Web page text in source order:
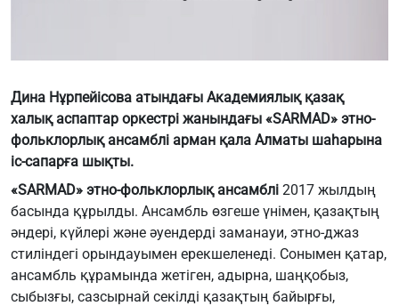
Дина Нұрпейісова атындағы Академиялық қазақ
халық аспаптар оркестрі жанындағы «SARMAD» этно-
фольклорлық ансамблі арман қала Алматы шаһарына
іс-сапарға шықты.
«SARMAD» этно-фольклорлық ансамблі 2017 жылдың
басында құрылды. Ансамбль өзгеше үнімен, қазақтың
әндері, күйлері және әуендерді заманауи, этно-джаз
стиліндегі орындауымен ерекшеленеді. Сонымен қатар,
ансамбль құрамында жетіген, адырна, шаңқобыз,
сыбызғы, сазсырнай секілді қазақтың байырғы,